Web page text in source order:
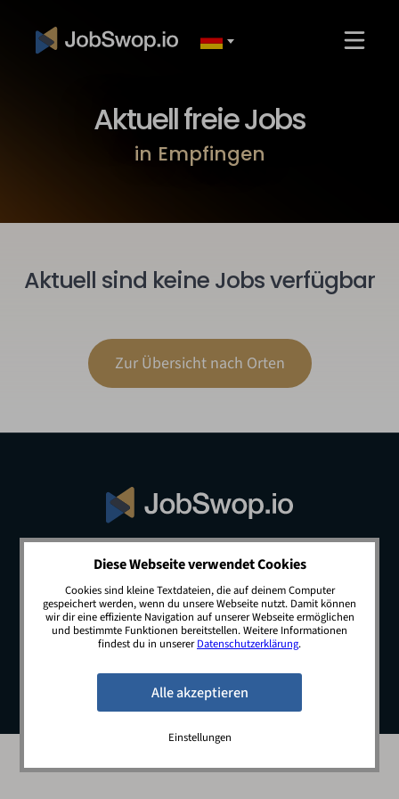
Aktuell freie Jobs
in Empfingen
Aktuell sind keine Jobs verfügbar
Zur Übersicht nach Orten
© 2026 JobSwop.io · All rights reserved.
Blog Jobs Newsletter
Kontakt
Preise
Impressum Datenschutz
Diese Webseite verwendet Cookies
Cookies sind kleine Textdateien, die auf deinem Computer
gespeichert werden, wenn du unsere Webseite nutzt. Damit können
wir dir eine effiziente Navigation auf unserer Webseite ermöglichen
und bestimmte Funktionen bereitstellen. Weitere Informationen
findest du in unsererDatenschutzerklärung.
Einstellungen